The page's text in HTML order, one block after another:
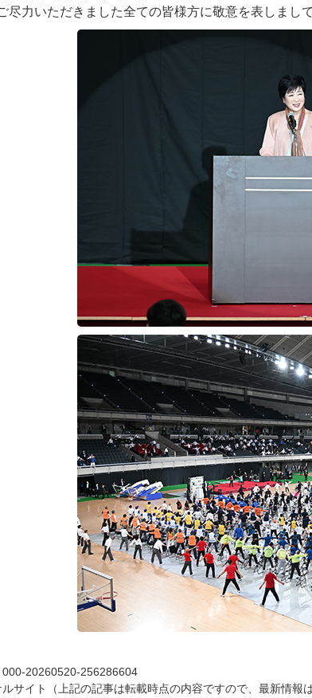
尽力いただきました全ての皆様方に敬意を表しまし
000-20260520-256286604
サイト（上記の記事は転載時点の内容ですので、最新情報